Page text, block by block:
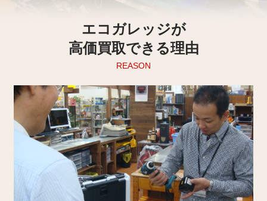
エコガレッジが
高価買取できる理由
REASON